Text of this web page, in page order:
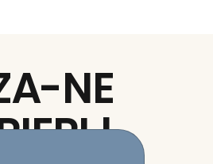
NE
!